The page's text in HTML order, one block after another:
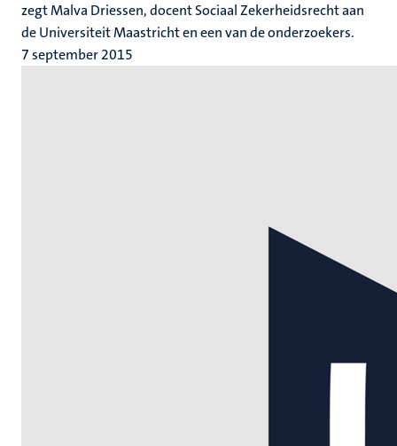
zegt Malva Driessen, docent Sociaal Zekerheidsrecht aan
de Universiteit Maastricht en een van de onderzoekers.
7 september 2015